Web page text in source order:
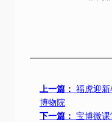
上一篇： 福虎迎
博物院
下一篇： 宝博微课